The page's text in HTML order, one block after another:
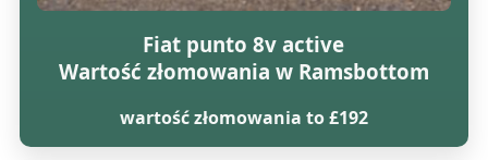
Fiat punto 8v active
Wartość złomowania w Ramsbottom
wartość złomowania to £192